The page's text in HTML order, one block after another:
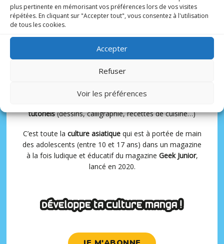
plus pertinente en mémorisant vos préférences lors de vos visites
répétées. En cliquant sur "Accepter tout", vous consentez à l'utilisation
de tous les cookies.
Accepter
Refuser
Voir les préférences
6 N° PAR AN 10-17 ANS
Avec à sa tête un rédacteur en chef spécialisé et
expérimenté,Matthieu Pinon, Otaku Manga présente
mangas, animés et webtoons
tutoriels(dessins, calligraphie, recettes de cuisine…)
C’est toute la culture asiatiquequi est à portée de main
des adolescents (entre 10 et 17 ans) dans un magazine
à la fois ludique et éducatif du magazine Geek Junior,
lancé en 2020.